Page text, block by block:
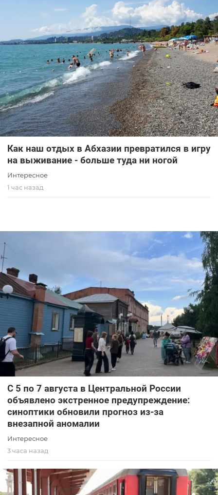
Как наш отдых в Абхазии превратился в игру
на выживание - больше туда ни ногой
Интересное
1 час назад
С 5 по 7 августа в Центральной России
объявлено экстренное предупреждение:
синоптики обновили прогноз из-за
внезапной аномалии
Интересное
3 часа назад